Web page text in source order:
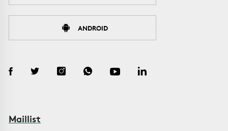
ANDROID
Maillist